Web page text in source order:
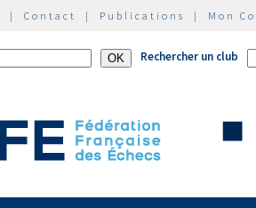
| Contact | Publications | Mon
Rechercher un club